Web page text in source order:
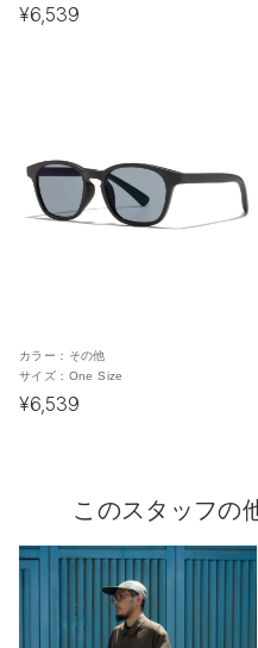
¥6,539
カラー： その他
サイズ： One Size
¥6,539
このスタッフの